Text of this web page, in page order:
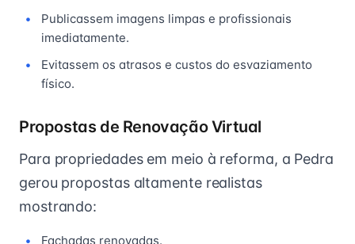
Publicassem imagens limpas e profissionais
imediatamente.
Evitassem os atrasos e custos do esvaziamento
físico.
Propostas de Renovação Virtual
Para propriedades em meio à reforma, a Pedra
gerou propostas altamente realistas
mostrando:
Fachadas renovadas.